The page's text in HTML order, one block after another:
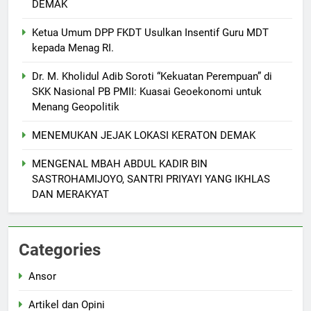
DEMAK
Ketua Umum DPP FKDT Usulkan Insentif Guru MDT
kepada Menag RI.
Dr. M. Kholidul Adib Soroti “Kekuatan Perempuan” di
SKK Nasional PB PMII: Kuasai Geoekonomi untuk
Menang Geopolitik
MENEMUKAN JEJAK LOKASI KERATON DEMAK
MENGENAL MBAH ABDUL KADIR BIN
SASTROHAMIJOYO, SANTRI PRIYAYI YANG IKHLAS
DAN MERAKYAT
Categories
Ansor
Artikel dan Opini
6